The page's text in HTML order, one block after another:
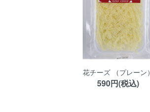
花チーズ （プレーン）
590円(税込)